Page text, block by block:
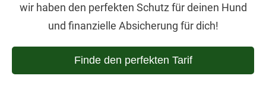
wir haben den perfekten Schutz für deinen Hund
und finanzielle Absicherung für dich!
Finde den perfekten Tarif